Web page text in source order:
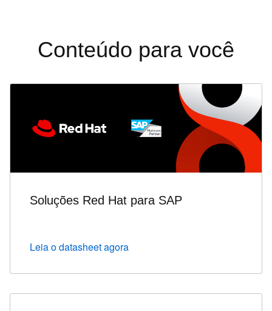
Conteúdo para você
Soluções Red Hat para SAP
Leia o datasheet agora